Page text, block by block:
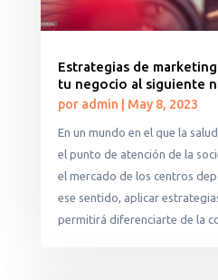
Estrategias de
tu negocio al siguiente
por admin May 8, 2023
En un mundo en el que la
el punto de atención de la
el mercado de los centros
ese sentido, aplicar
permitirá diferenciarte de la